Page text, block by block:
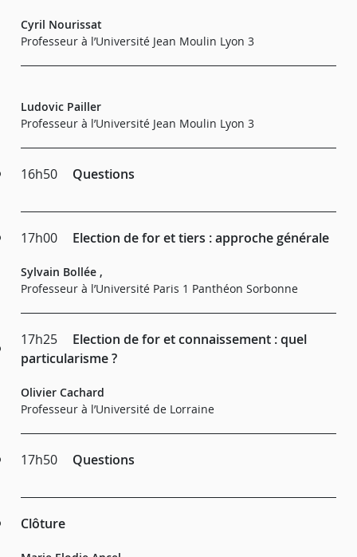
Cyril Nourissat
Professeur à l’Université Jean Moulin Lyon 3
Ludovic Pailler
Professeur à l’Université Jean Moulin Lyon 3
16h50 Questions
17h00 Election de for et tiers : approche générale
Sylvain Bollée ,
Professeur à l’Université Paris 1 Panthéon Sorbonne
17h25
Election de for et connaissement : quel
particularisme ?
Olivier Cachard
Professeur à l’Université de Lorraine
17h50 Questions
Clôture